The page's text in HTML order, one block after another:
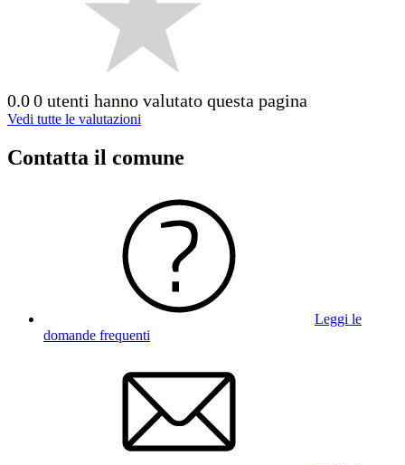
0.00 utenti hanno valutato questa pagina
Vedi tutte le valutazioni
Contatta il comune
Leggi le
domande frequenti